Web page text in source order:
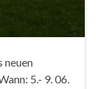
neuen
5.- 9. 06.